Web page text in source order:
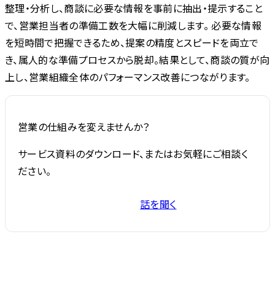
整理・分析し、商談に必要な情報を事前に抽出・提示すること
で、営業担当者の準備工数を大幅に削減します。 必要な情報
を短時間で把握できるため、提案の精度とスピードを両立で
き、属人的な準備プロセスから脱却。結果として、商談の質が向
上し、営業組織全体のパフォーマンス改善につながります。
営業の仕組みを変えませんか？
サービス資料のダウンロード、またはお気軽にご相談く
ださい。
話を聞く